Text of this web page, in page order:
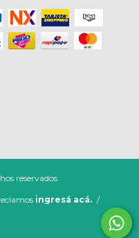
reservados.
ingresá acá. /